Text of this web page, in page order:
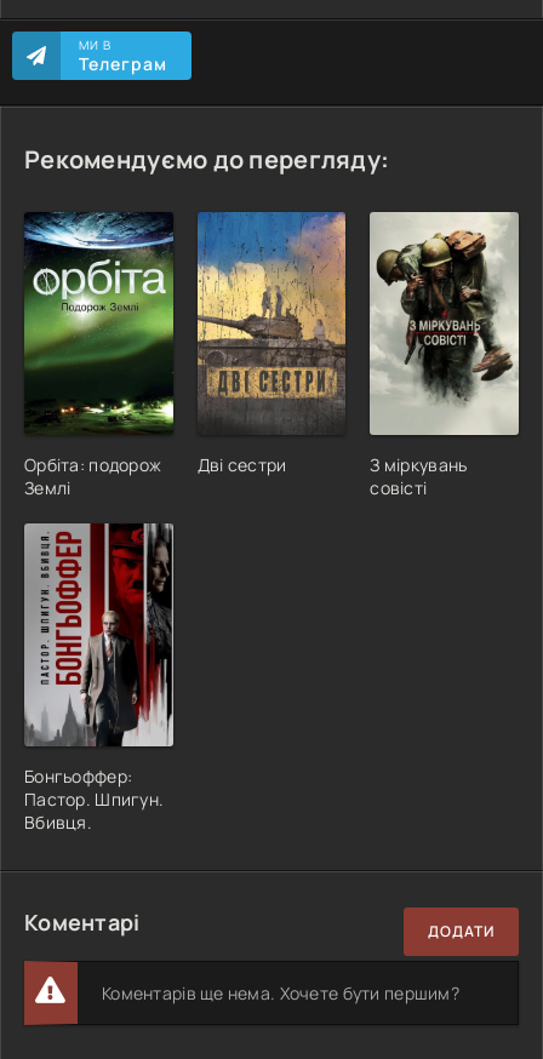
МИ В
Телеграм
Рекомендуємо до перегляду:
Орбіта: подорож
Землі
Дві сестри
З міркувань
совісті
Бонгьоффер:
Пастор. Шпигун.
Вбивця.
Коментарі ДОДАТИ
Коментарів ще нема. Хочете бути першим?